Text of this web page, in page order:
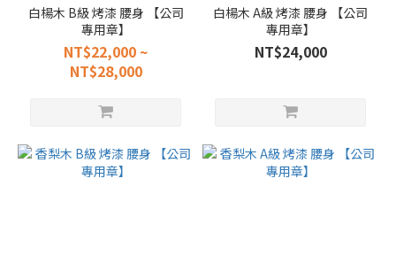
白楊木 B級 烤漆 腰身 【公司
專用章】
NT$22,000 ~
NT$28,000
白楊木 A級 烤漆 腰身 【公司
專用章】
NT$24,000